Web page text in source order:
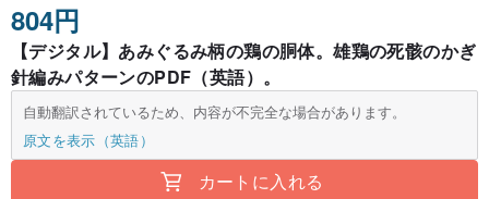
804円
【デジタル】あみぐるみ柄の鶏の胴体。雄鶏の死骸のかぎ
針編みパターンのPDF（英語）。
自動翻訳されているため、内容が不完全な場合があります。
原文を表示（英語）
カートに入れる